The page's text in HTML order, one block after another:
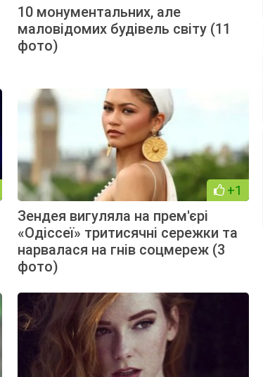
10 монументальних, але
маловідомих будівель світу (11
фото)
+1
Зендея вигуляла на прем'єрі
«Одіссеї» тритисячні сережки та
нарвалася на гнів соцмереж (3
фото)